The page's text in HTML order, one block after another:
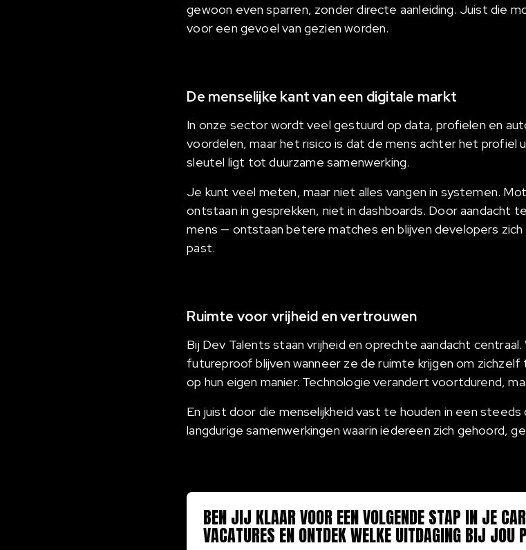
gewoon even sparren, zonder directe aanleiding. Juist die
voor een gevoel van gezien worden.
De menselijke kant van een digitale markt
In onze sector wordt veel gestuurd op data, profielen en
voordelen, maar het risico is dat de mens achter het profiel
sleutel ligt tot duurzame samenwerking.
Je kunt veel meten, maar niet alles vangen in systemen.
ontstaan in gesprekken, niet in dashboards. Door aandacht
mens — ontstaan betere matches en blijven developers zich
past.
Ruimte voor vrijheid en vertrouwen
Bij Dev Talents staan vrijheid en oprechte aandacht
futureproof blijven wanneer ze de ruimte krijgen om
op hun eigen manier. Technologie verandert voortdurend,
En juist door die menselijkheid vast te houden in een
langdurige samenwerkingen waarin iedereen zich gehoord,
BEN JIJ KLAAR VOOR EEN VOLGENDE STAP IN JE
VACATURES EN ONTDEK WELKE UITDAGING BIJ JOU